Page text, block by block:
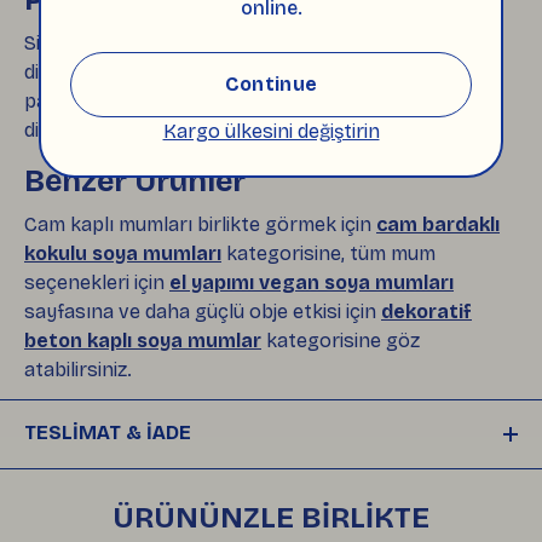
online.
Continue
Kargo ülkesini değiştirin
Siparişleri hazırlarken ürünün sağlam ulaşmasına
dikkat ediyoruz. Cam kaplı mumları destekleyerek
paketliyor, gereksiz plastik kullanımını azaltmaya
dikkat ediyoruz.
Benzer Ürünler
Cam kaplı mumları birlikte görmek için cam bardaklı
kokulu soya mumları kategorisine, tüm mum
seçenekleri için el yapımı vegan soya mumları
sayfasına ve daha güçlü obje etkisi için dekoratif
beton kaplı soya mumlar kategorisine göz
atabilirsiniz.
TESLİMAT & İADE
plastiksiz, çevre dostu ambalajlarla hazırlanıp
ÜRÜNÜNZLE BİRLİKTE